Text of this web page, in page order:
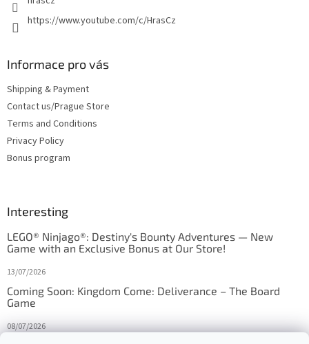
https://www.youtube.com/c/HrasCz
Informace pro vás
Shipping & Payment
Contact us/Prague Store
Terms and Conditions
Privacy Policy
Bonus program
Interesting
LEGO® Ninjago®: Destiny's Bounty Adventures — New
Game with an Exclusive Bonus at Our Store!
13/07/2026
Coming Soon: Kingdom Come: Deliverance – The Board
Game
08/07/2026